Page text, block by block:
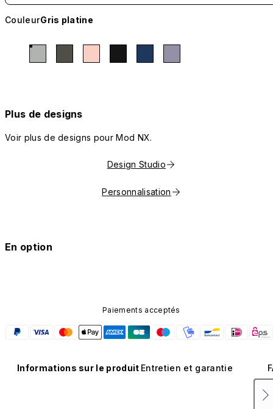
CouleurGris platine
Plus de designs
Voir plus de designs pour Mod NX.
Design Studio
Personnalisation
En option
Paiements acceptés
Informations sur le produit Entretien et garantie